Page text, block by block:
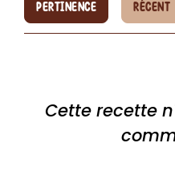
PERTINENCE RÉCENT
Cette recette